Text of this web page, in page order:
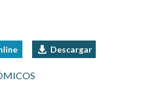
Descargar